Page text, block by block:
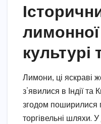
культурі
Лимони, ці яскраві
з’явилися в Індії та
згодом поширилися
торгівельні шляхи.